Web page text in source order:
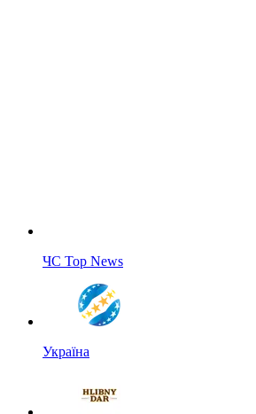
ЧС Top News
Україна